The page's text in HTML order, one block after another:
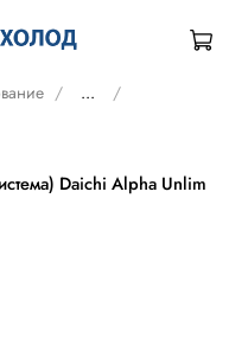
...
Daichi Alpha Unlim